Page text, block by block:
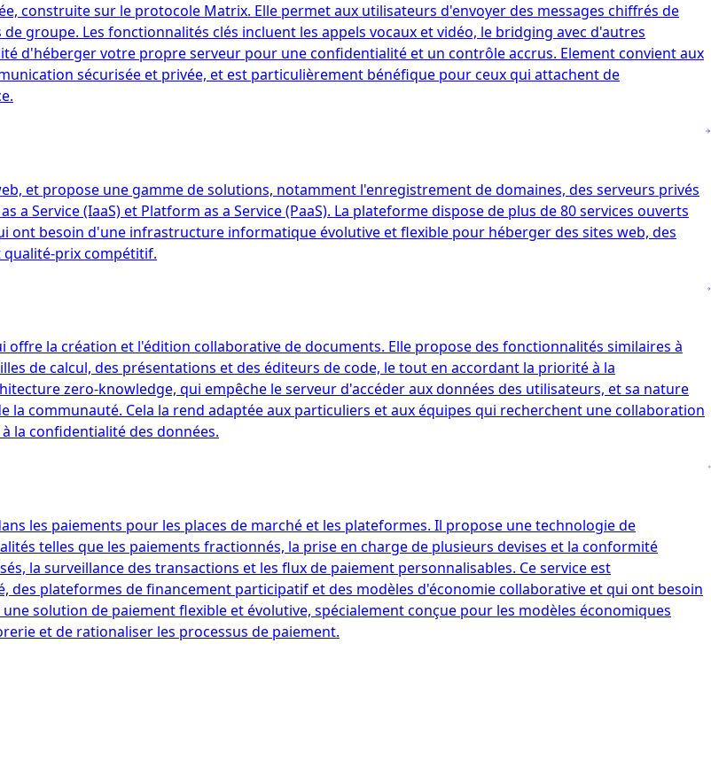
construite sur le protocole Matrix. Elle permet aux utilisateurs d'envoyer des messages chiffrés de
groupe. Les fonctionnalités clés incluent les appels vocaux et vidéo, le bridging avec d'autres
d'héberger votre propre serveur pour une confidentialité et un contrôle accrus. Element convient aux
sécurisée et privée, et est particulièrement bénéfique pour ceux qui attachent de
et propose une gamme de solutions, notamment l'enregistrement de domaines, des serveurs privés
Service (IaaS) et Platform as a Service (PaaS). La plateforme dispose de plus de 80 services ouverts
ont besoin d'une infrastructure informatique évolutive et flexible pour héberger des sites web, des
prix compétitif.
la création et l'édition collaborative de documents. Elle propose des fonctionnalités similaires à
de calcul, des présentations et des éditeurs de code, le tout en accordant la priorité à la
zero-knowledge, qui empêche le serveur d'accéder aux données des utilisateurs, et sa nature
communauté. Cela la rend adaptée aux particuliers et aux équipes qui recherchent une collaboration
la confidentialité des données.
les paiements pour les places de marché et les plateformes. Il propose une technologie de
telles que les paiements fractionnés, la prise en charge de plusieurs devises et la conformité
la surveillance des transactions et les flux de paiement personnalisables. Ce service est
des plateformes de financement participatif et des modèles d'économie collaborative et qui ont besoin
solution de paiement flexible et évolutive, spécialement conçue pour les modèles économiques
et de rationaliser les processus de paiement.